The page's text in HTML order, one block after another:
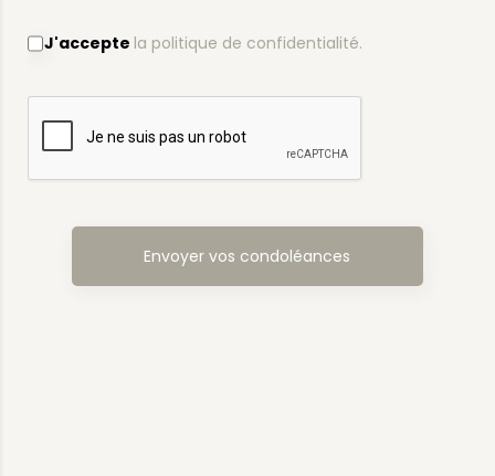
J'accepte la politique de confidentialité.